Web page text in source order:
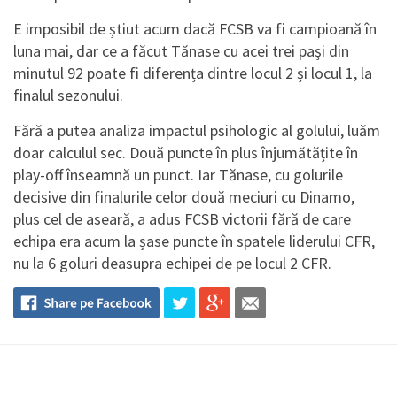
E imposibil de știut acum dacă FCSB va fi campioană în
luna mai, dar ce a făcut Tănase cu acei trei pași din
minutul 92 poate fi diferența dintre locul 2 și locul 1, la
finalul sezonului.
Fără a putea analiza impactul psihologic al golului, luăm
doar calculul sec. Două puncte în plus înjumătățite în
play-off înseamnă un punct. Iar Tănase, cu golurile
decisive din finalurile celor două meciuri cu Dinamo,
plus cel de aseară, a adus FCSB victorii fără de care
echipa era acum la șase puncte în spatele liderului CFR,
nu la 6 goluri deasupra echipei de pe locul 2 CFR.